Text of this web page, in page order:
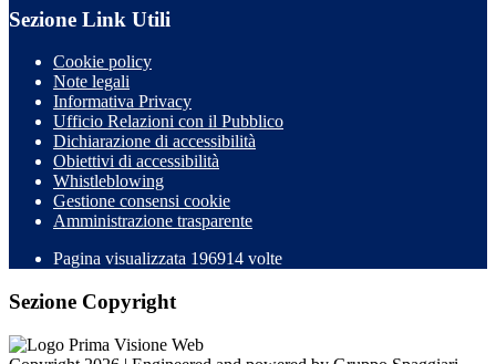
Sezione Link Utili
Cookie policy
Note legali
Informativa Privacy
Ufficio Relazioni con il Pubblico
Dichiarazione di accessibilità
Obiettivi di accessibilità
Whistleblowing
Gestione consensi cookie
Amministrazione trasparente
Pagina visualizzata 196914 volte
Sezione Copyright